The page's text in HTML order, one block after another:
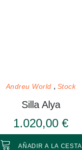
Andreu World Stock
Silla Alya
1.020,00 €
AÑADIR A LA CESTA